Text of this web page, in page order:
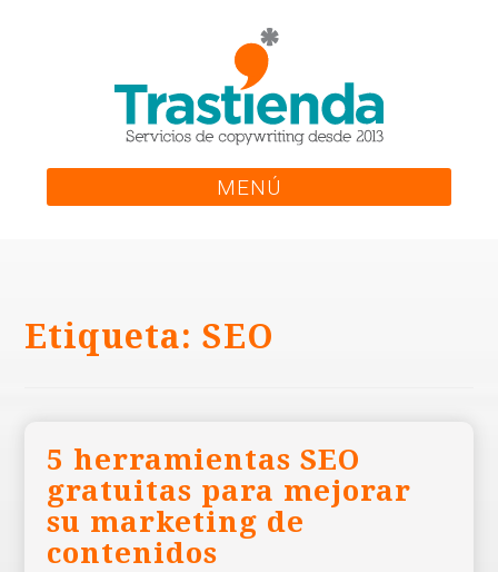
MENÚ
Etiqueta:SEO
5 herramientas SEO
gratuitas para mejorar
su marketing de
contenidos